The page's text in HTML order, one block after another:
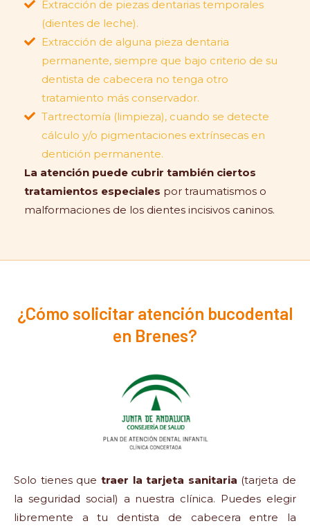
Extracción de piezas dentarias temporales
(dientes de leche).
Extracción de alguna pieza dentaria
permanente, siempre que bajo criterio de su
dentista de cabecera no tenga otro
tratamiento más conservador.
Tartrectomía (limpieza), cuando se detecte
cálculo y/o pigmentaciones extrínsecas en
dentición permanente.
La atención puede cubrir también ciertos
tratamientos especiales por traumatismos o
malformaciones de los dientes incisivos caninos.
¿Cómo solicitar atención bucodental
en Brenes?
Solo tienes que traer la tarjeta sanitaria (tarjeta de
la seguridad social) a nuestra clínica. Puedes elegir
libremente a tu dentista de cabecera entre la